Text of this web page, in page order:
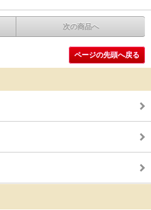
次の商品へ
ページの先頭へ戻る